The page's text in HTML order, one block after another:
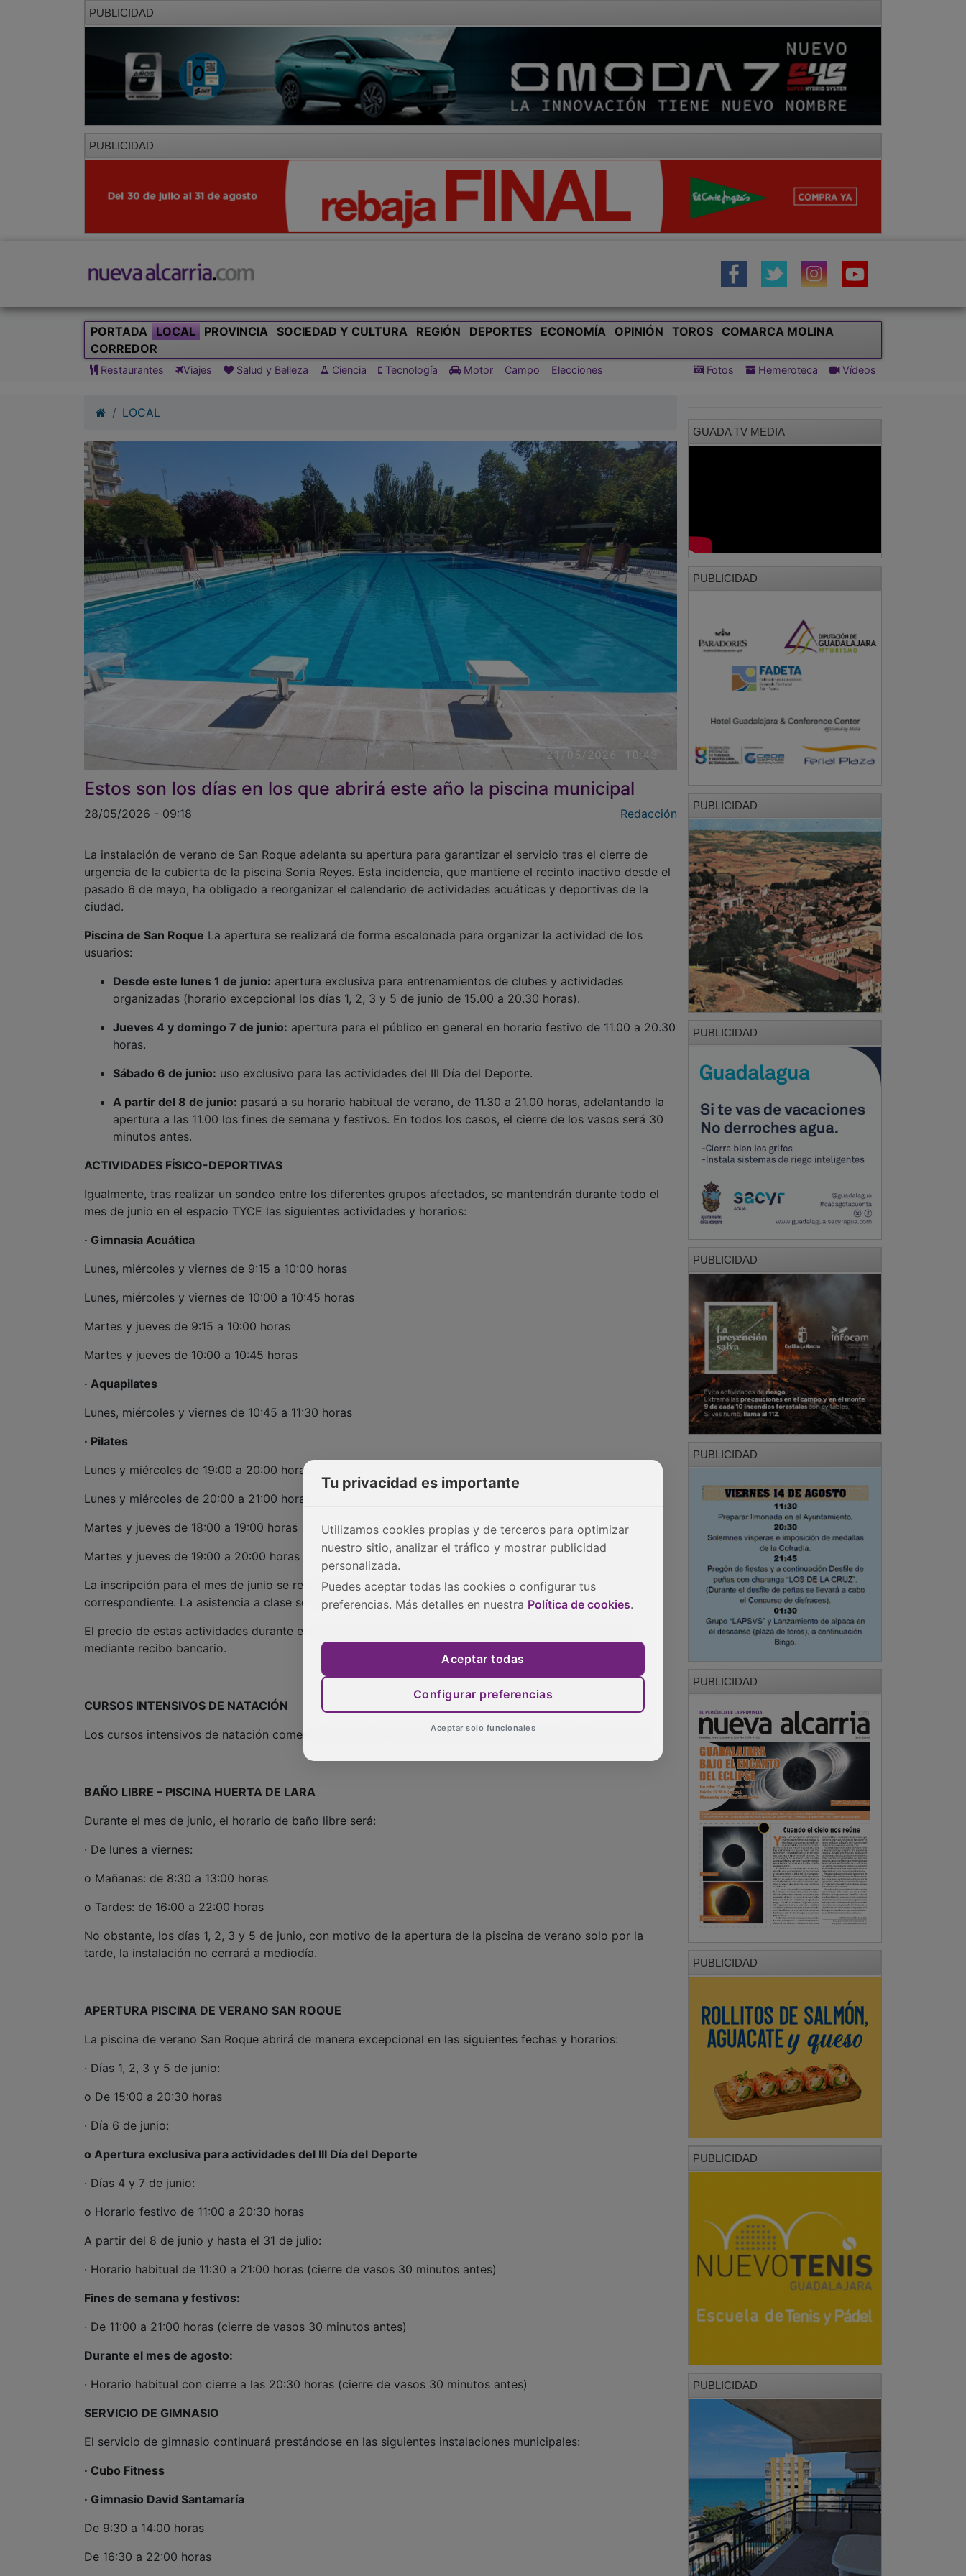
PUBLICIDAD
PUBLICIDAD
PORTADA LOCAL PROVINCIA SOCIEDAD Y CULTURA REGIÓN DEPORTES ECONOMÍA OPINIÓN TOROS
COMARCA MOLINA
CORREDOR
Restaurantes Viajes Salud y Belleza Ciencia Tecnología Motor Campo Elecciones Fotos Hemeroteca Vídeos
LOCAL
Estos son los días en los que abrirá este año la piscina municipal
28/05/2026 - 09:18 Redacción
La instalación de verano de San Roque adelanta su apertura para garantizar el servicio tras el cierre de
urgencia de la cubierta de la piscina Sonia Reyes. Esta incidencia, que mantiene el recinto inactivo desde el
pasado 6 de mayo, ha obligado a reorganizar el calendario de actividades acuáticas y deportivas de la
ciudad.
Piscina de San Roque La apertura se realizará de forma escalonada para organizar la actividad de los
usuarios:
Desde este lunes 1 de junio: apertura exclusiva para entrenamientos de clubes y actividades
organizadas (horario excepcional los días 1, 2, 3 y 5 de junio de 15.00 a 20.30 horas).
Jueves 4 y domingo 7 de junio: apertura para el público en general en horario festivo de 11.00 a 20.30
horas.
Sábado 6 de junio: uso exclusivo para las actividades del III Día del Deporte.
A partir del 8 de junio: pasará a su horario habitual de verano, de 11.30 a 21.00 horas, adelantando la
apertura a las 11.00 los fines de semana y festivos. En todos los casos, el cierre de los vasos será 30
minutos antes.
ACTIVIDADES FÍSICO-DEPORTIVAS
Igualmente, tras realizar un sondeo entre los diferentes grupos afectados, se mantendrán durante todo el
mes de junio en el espacio TYCE las siguientes actividades y horarios:
· Gimnasia Acuática
Lunes, miércoles y viernes de 9:15 a 10:00 horas
Lunes, miércoles y viernes de 10:00 a 10:45 horas
Martes y jueves de 9:15 a 10:00 horas
Martes y jueves de 10:00 a 10:45 horas
· Aquapilates
Lunes, miércoles y viernes de 10:45 a 11:30 horas
· Pilates
Lunes y miércoles de 19:00 a 20:00 horas
Lunes y miércoles de 20:00 a 21:00 horas
Martes y jueves de 18:00 a 19:00 horas
Martes y jueves de 19:00 a 20:00 horas
La inscripción para el mes de junio se realizará directamente a través del monitor del grupo
correspondiente. La asistencia a clase servirá como confirmación de inscripción.
El precio de estas actividades durante el mes de junio será del 50% del precio habitual y se abonará
mediante recibo bancario.
CURSOS INTENSIVOS DE NATACIÓN
Los cursos intensivos de natación comenzarán el lunes 1 de junio en la Piscina Municipal Huerta de Lara.
BAÑO LIBRE – PISCINA HUERTA DE LARA
Durante el mes de junio, el horario de baño libre será:
· De lunes a viernes:
o Mañanas: de 8:30 a 13:00 horas
o Tardes: de 16:00 a 22:00 horas
No obstante, los días 1, 2, 3 y 5 de junio, con motivo de la apertura de la piscina de verano solo por la
tarde, la instalación no cerrará a mediodía.
APERTURA PISCINA DE VERANO SAN ROQUE
La piscina de verano San Roque abrirá de manera excepcional en las siguientes fechas y horarios:
· Días 1, 2, 3 y 5 de junio:
o De 15:00 a 20:30 horas
· Día 6 de junio:
o Apertura exclusiva para actividades del III Día del Deporte
· Días 4 y 7 de junio:
o Horario festivo de 11:00 a 20:30 horas
A partir del 8 de junio y hasta el 31 de julio:
· Horario habitual de 11:30 a 21:00 horas (cierre de vasos 30 minutos antes)
Fines de semana y festivos:
· De 11:00 a 21:00 horas (cierre de vasos 30 minutos antes)
Durante el mes de agosto:
· Horario habitual con cierre a las 20:30 horas (cierre de vasos 30 minutos antes)
SERVICIO DE GIMNASIO
El servicio de gimnasio continuará prestándose en las siguientes instalaciones municipales:
· Cubo Fitness
· Gimnasio David Santamaría
De 9:30 a 14:00 horas
De 16:30 a 22:00 horas
GUADA TV MEDIA
PUBLICIDAD
PUBLICIDAD
PUBLICIDAD
PUBLICIDAD
PUBLICIDAD
PUBLICIDAD
PUBLICIDAD
PUBLICIDAD
PUBLICIDAD
Tu privacidad es importante
Utilizamos cookies propias y de terceros para optimizar
nuestro sitio, analizar el tráfico y mostrar publicidad
personalizada.
Puedes aceptar todas las cookies o configurar tus
preferencias. Más detalles en nuestra Política de cookies.
Aceptar todas
Configurar preferencias
Aceptar solo funcionales